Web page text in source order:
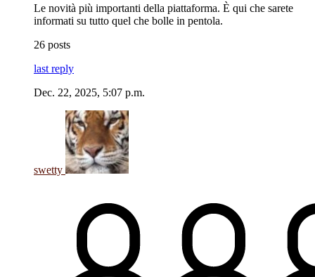
Le novità più importanti della piattaforma. È qui che sarete
informati su tutto quel che bolle in pentola.
26 posts
last reply
Dec. 22, 2025, 5:07 p.m.
swetty